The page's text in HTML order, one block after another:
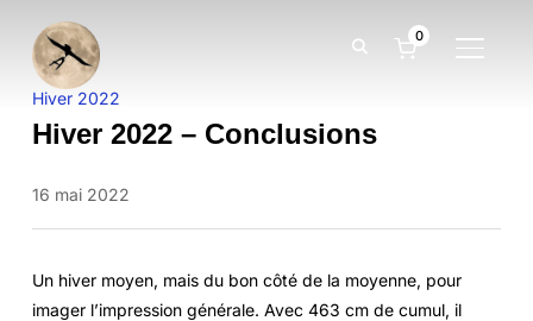
0
Hiver 2022
Hiver 2022 – Conclusions
16 mai 2022
Un hiver moyen, mais du bon côté de la moyenne, pour
imager l’impression générale. Avec 463 cm de cumul, il